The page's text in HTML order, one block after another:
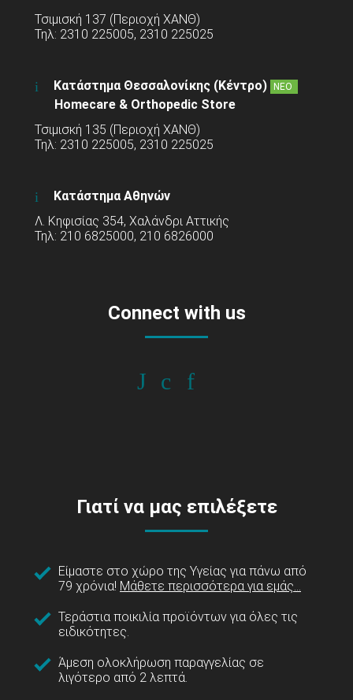
Τσιμισκή 137 (Περιοχή ΧΑΝΘ)
Τηλ: 2310 225005, 2310 225025
Κατάστημα Θεσσαλονίκης (Κέντρο) ΝΕΟ
Homecare & Orthopedic Store
Τσιμισκή 135 (Περιοχή ΧΑΝΘ)
Τηλ: 2310 225005, 2310 225025
Κατάστημα Αθηνών
Λ. Κηφισίας 354, Χαλάνδρι Αττικής
Τηλ: 210 6825000, 210 6826000
Connect with us
Γιατί να μας επιλέξετε
Είμαστε στο χώρο της Υγείας για πάνω από
79 χρόνια! Μάθετε περισσότερα για εμάς...
Τεράστια ποικιλία προϊόντων για όλες τις
ειδικότητες.
Άμεση ολοκλήρωση παραγγελίας σε
λιγότερο από 2 λεπτά.